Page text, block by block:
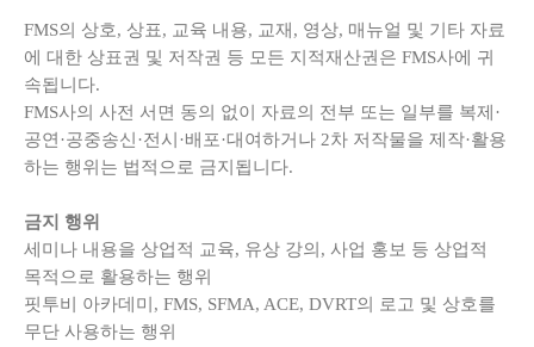
FMS의 상호, 상표, 교육 내용, 교재, 영상, 매뉴얼 및 기타 자료
에 대한 상표권 및 저작권 등 모든 지적재산권은 FMS사에 귀
속됩니다.
FMS사의 사전 서면 동의 없이 자료의 전부 또는 일부를 복제·
공연·공중송신·전시·배포·대여하거나 2차 저작물을 제작·활용
하는 행위는 법적으로 금지됩니다.
금지 행위
세미나 내용을 상업적 교육, 유상 강의, 사업 홍보 등 상업적
목적으로 활용하는 행위
핏투비 아카데미, FMS, SFMA, ACE, DVRT의 로고 및 상호를
무단 사용하는 행위